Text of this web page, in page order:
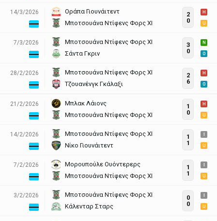
14/3/2026
Οράπα Γιουνάιτεντ
Μποτσουάνα Ντίφενς Φορς ΧΙ
2
0
H
U
7/3/2026
Μποτσουάνα Ντίφενς Φορς ΧΙ
Σάντα Γκριν
3
0
N
O
28/2/2026
Μποτσουάνα Ντίφενς Φορς ΧΙ
Τζουανένγκ Γκάλαξι
2
6
H
O
21/2/2026
Μπλακ Λάιονς
Μποτσουάνα Ντίφενς Φορς ΧΙ
1
0
H
U
14/2/2026
Μποτσουάνα Ντίφενς Φορς ΧΙ
Νίκο Γιουνάιτεντ
1
1
U
7/2/2026
Μορουπούλε Ουόντερερς
Μποτσουάνα Ντίφενς Φορς ΧΙ
1
1
U
3/2/2026
Μποτσουάνα Ντίφενς Φορς ΧΙ
Κάλενταρ Σταρς
0
0
U